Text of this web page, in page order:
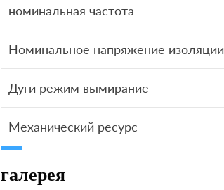
номинальная частота
Номинальное напряжение изоляции
Дуги режим вымирание
Механический ресурс
галерея